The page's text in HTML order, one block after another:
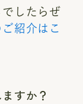
したらぜ
紹介はこ
すか？